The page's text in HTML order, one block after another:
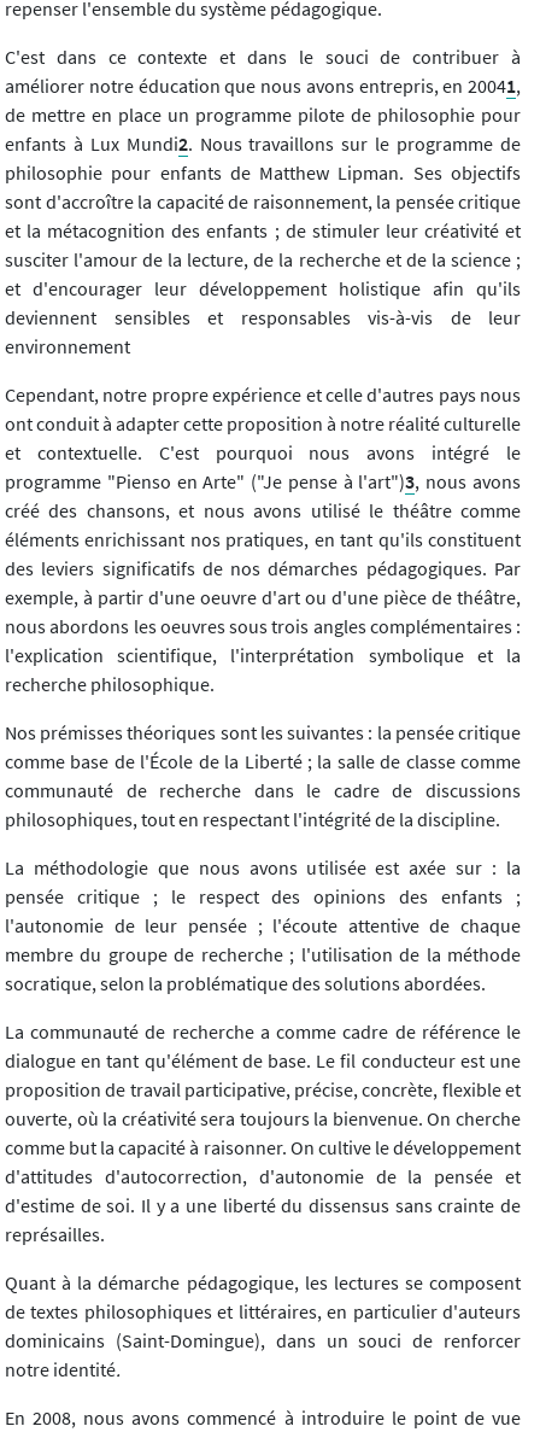
repenser l'ensemble du système pédagogique.
C'est dans ce contexte et dans le souci de contribuer à
améliorer notre éducation que nous avons entrepris, en 20041,
de mettre en place un programme pilote de philosophie pour
enfants à Lux Mundi2. Nous travaillons sur le programme de
philosophie pour enfants de Matthew Lipman. Ses objectifs
sont d'accroître la capacité de raisonnement, la pensée critique
et la métacognition des enfants ; de stimuler leur créativité et
susciter l'amour de la lecture, de la recherche et de la science ;
et d'encourager leur développement holistique afin qu'ils
deviennent sensibles et responsables vis-à-vis de leur
environnement
Cependant, notre propre expérience et celle d'autres pays nous
ont conduit à adapter cette proposition à notre réalité culturelle
et contextuelle. C'est pourquoi nous avons intégré le
programme "Pienso en Arte" ("Je pense à l'art")3, nous avons
créé des chansons, et nous avons utilisé le théâtre comme
éléments enrichissant nos pratiques, en tant qu'ils constituent
des leviers significatifs de nos démarches pédagogiques. Par
exemple, à partir d'une oeuvre d'art ou d'une pièce de théâtre,
nous abordons les oeuvres sous trois angles complémentaires :
l'explication scientifique, l'interprétation symbolique et la
recherche philosophique.
Nos prémisses théoriques sont les suivantes : la pensée critique
comme base de l'École de la Liberté ; la salle de classe comme
communauté de recherche dans le cadre de discussions
philosophiques, tout en respectant l'intégrité de la discipline.
La méthodologie que nous avons utilisée est axée sur : la
pensée critique ; le respect des opinions des enfants ;
l'autonomie de leur pensée ; l'écoute attentive de chaque
membre du groupe de recherche ; l'utilisation de la méthode
socratique, selon la problématique des solutions abordées.
La communauté de recherche a comme cadre de référence le
dialogue en tant qu'élément de base. Le fil conducteur est une
proposition de travail participative, précise, concrète, flexible et
ouverte, où la créativité sera toujours la bienvenue. On cherche
comme but la capacité à raisonner. On cultive le développement
d'attitudes d'autocorrection, d'autonomie de la pensée et
d'estime de soi. Il y a une liberté du dissensus sans crainte de
représailles.
Quant à la démarche pédagogique, les lectures se composent
de textes philosophiques et littéraires, en particulier d'auteurs
dominicains (Saint-Domingue), dans un souci de renforcer
notre identité.
En 2008, nous avons commencé à introduire le point de vue